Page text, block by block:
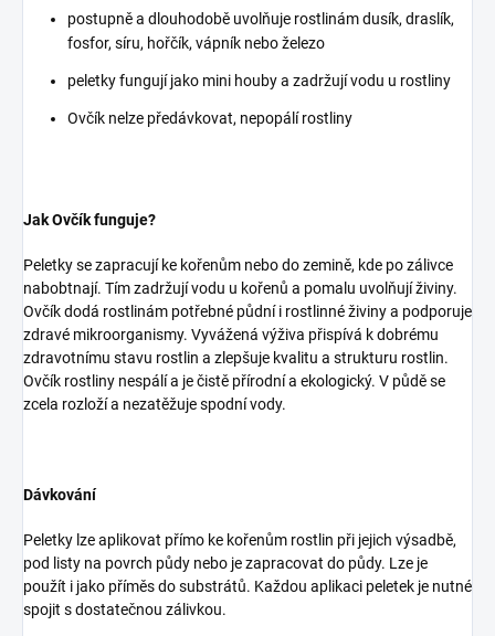
postupně a dlouhodobě uvolňuje rostlinám dusík, draslík,
fosfor, síru, hořčík, vápník nebo železo
peletky fungují jako mini houby a zadržují vodu u rostliny
Ovčík nelze předávkovat, nepopálí rostliny
Jak Ovčík funguje?
Peletky se zapracují ke kořenům nebo do zemině, kde po zálivce
nabobtnají. Tím zadržují vodu u kořenů a pomalu uvolňují živiny.
Ovčík dodá rostlinám potřebné půdní i rostlinné živiny a podporuje
zdravé mikroorganismy. Vyvážená výživa přispívá k dobrému
zdravotnímu stavu rostlin a zlepšuje kvalitu a strukturu rostlin.
Ovčík rostliny nespálí a je čistě přírodní a ekologický. V půdě se
zcela rozloží a nezatěžuje spodní vody.
Dávkování
Peletky lze aplikovat přímo ke kořenům rostlin při jejich výsadbě,
pod listy na povrch půdy nebo je zapracovat do půdy. Lze je
použít i jako příměs do substrátů. Každou aplikaci peletek je nutné
spojit s dostatečnou zálivkou.